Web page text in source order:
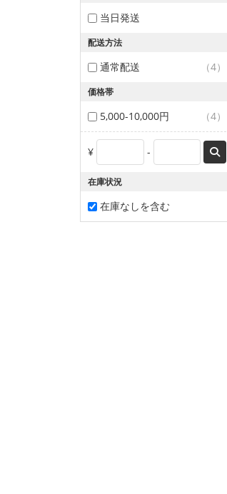
当日発送
配送方法
通常配送 （4）
価格帯
5,000-10,000円 （4）
¥ -
在庫状況
在庫なしを含む